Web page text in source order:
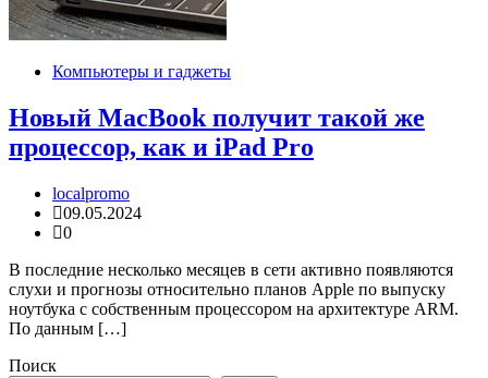
Компьютеры и гаджеты
Новый MacBook получит такой же
процессор, как и iPad Pro
localpromo
09.05.2024
0
В последние несколько месяцев в сети активно появляются
слухи и прогнозы относительно планов Apple по выпуску
ноутбука с собственным процессором на архитектуре ARM.
По данным […]
Поиск